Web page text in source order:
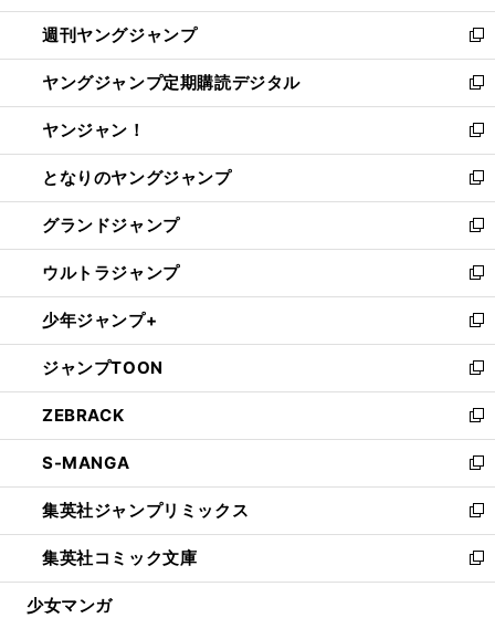
開
く
ウ
で
開
く
ン
ド
ウ
で
開
く
ウ
ィ
ン
ド
ウ
で
開
く
週刊ヤングジャンプ
新
し
い
ウ
ィ
ン
ド
ウ
で
開
く
ヤングジャンプ定期購読デジタル
新
し
い
ウ
ィ
ン
ド
ウ
で
開
く
ヤンジャン！
新
し
い
ウ
ィ
ン
ド
ウ
で
開
く
となりのヤングジャンプ
新
し
い
ウ
ィ
ン
ド
ウ
で
開
く
グランドジャンプ
新
し
い
ウ
ィ
ン
ド
ウ
で
開
く
ウルトラジャンプ
新
し
い
ウ
ィ
ン
ド
ウ
で
開
く
少年ジャンプ+
新
し
い
ウ
ィ
ン
ド
ウ
で
開
く
ジャンプTOON
新
し
い
ウ
ィ
ン
ド
ウ
で
開
ZEBRACK
新
し
い
ウ
ィ
ン
ド
ウ
S-MANGA
新
し
い
ウ
ィ
ン
集英社ジャンプリミックス
新
し
い
ウ
集英社コミック文庫
新
し
少女マンガ